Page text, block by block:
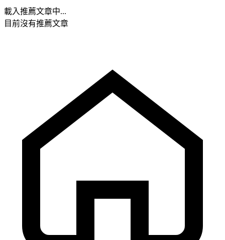
載入推薦文章中...
目前沒有推薦文章